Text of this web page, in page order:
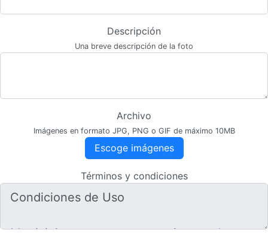
Descripción
Una breve descripción de la foto
Archivo
Imágenes en formato JPG, PNG o GIF de máximo 10MB
Escoge imágenes
Términos y condiciones